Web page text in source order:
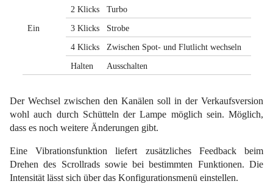
Ein
2 Klicks
Turbo
3 Klicks
Strobe
4 Klicks
Zwischen Spot- und Flutlicht wechseln
Halten
Ausschalten
Der Wechsel zwischen den Kanälen soll in der Verkaufsversion
wohl auch durch Schütteln der Lampe möglich sein. Möglich,
dass es noch weitere Änderungen gibt.
Eine Vibrationsfunktion liefert zusätzliches Feedback beim
Drehen des Scrollrads sowie bei bestimmten Funktionen. Die
Intensität lässt sich über das Konfigurationsmenü einstellen.